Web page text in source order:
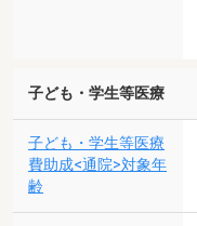
子ども・学生等医療
子ども・学生等医療
費助成<通院>対象年
齢